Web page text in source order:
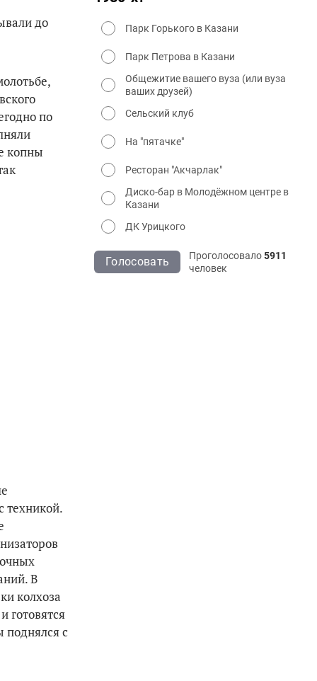
до
по
копны
техникой.
В
колхоза
готовятся
под­нялся с
Парк Горького в Казани
Парк Петрова в Казани
Общежитие вашего вуза (или вуза
ваших друзей)
Сельский клуб
На "пятачке"
Ресторан "Акчарлак"
Диско-бар в Молодёжном центре в
Казани
ДК Урицкого
Голосовать Проголосовало5911
человек